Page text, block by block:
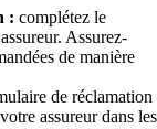
: complétez le
Assurez-
de manière
de réclamation
assureur dans les